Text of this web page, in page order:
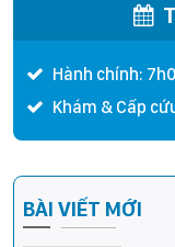
Hành chính:
Khám & Cấp
BÀI VIẾT MỚI